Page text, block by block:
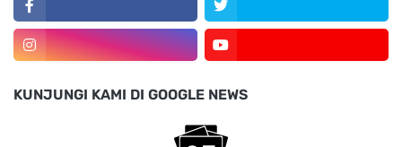
KUNJUNGI KAMI DI GOOGLE NEWS